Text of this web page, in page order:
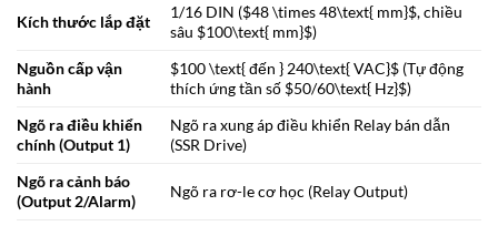
Kích thước lắp đặt
1/16 DIN ($48 \times 48\text{ mm}$, chiều
sâu $100\text{ mm}$)
Nguồn cấp vận
hành
$100 \text{ đến } 240\text{ VAC}$ (Tự động
thích ứng tần số $50/60\text{ Hz}$)
Ngõ ra điều khiển
chính (Output 1)
Ngõ ra xung áp điều khiển Relay bán dẫn
(SSR Drive)
Ngõ ra cảnh báo
(Output 2/Alarm)
Ngõ ra rơ-le cơ học (Relay Output)